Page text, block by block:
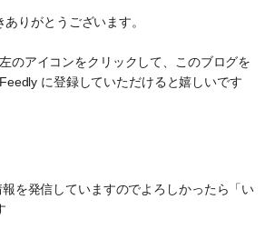
りがとうございます。
左のアイコンをクリックして、このブログを
Feedly に登録していただけると嬉しいです
を発信していますのでよろしかったら「い